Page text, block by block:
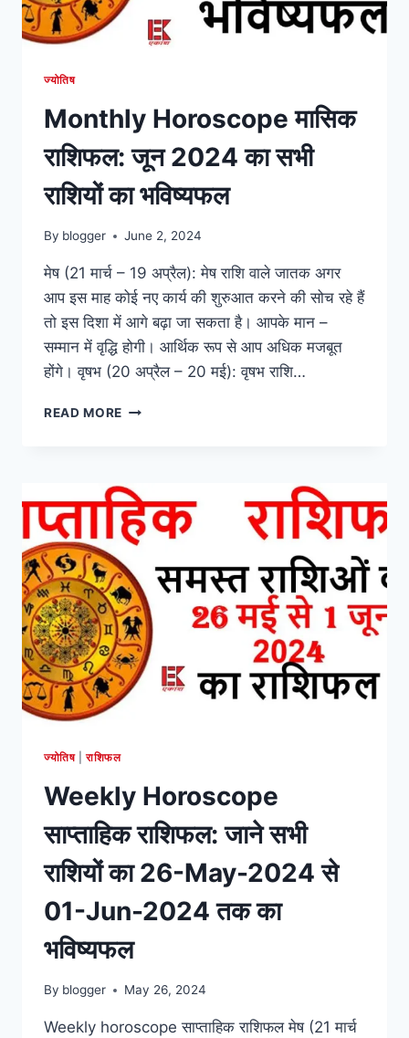
2024
तक
का
भविष्यफल
ज्योतिष
Monthly Horoscope मासिक
राशिफल: जून 2024 का सभी
राशियों का भविष्यफल
By blogger June 2, 2024
मेष (21 मार्च – 19 अप्रैल): मेष राशि वाले जातक अगर
आप इस माह कोई नए कार्य की शुरुआत करने की सोच रहे हैं
तो इस दिशा में आगे बढ़ा जा सकता है। आपके मान –
सम्मान में वृद्धि होगी। आर्थिक रूप से आप अधिक मजबूत
होंगे। वृषभ (20 अप्रैल – 20 मई): वृषभ राशि…
READ MORE MONTHLY
जून
2024
का
सभी
राशियों
का
भविष्यफल
ज्योतिष|राशिफल
Weekly Horoscope
साप्ताहिक राशिफल: जाने सभी
राशियों का 26-May-2024 से
01-Jun-2024 तक का
भविष्यफल
By blogger May 26, 2024
Weekly horoscope साप्ताहिक राशिफल मेष (21 मार्च